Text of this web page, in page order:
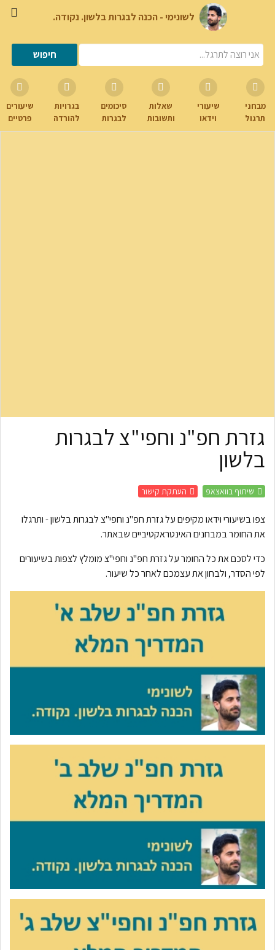
לשונימי - הכנה לבגרות בלשון. נקודה.
מבחני
תרגול
שיעורי
וידאו
שאלות
ותשובות
סיכומים
לבגרות
בגרויות
להורדה
שיעורים
פרטיים
גזרת חפ"נ וחפי"צ לבגרות
בלשון
שיתוף בוואצאפ העתקת קישור
צפו בשיעורי וידאו מקיפים על גזרת חפ"נ וחפי"צ לבגרות בלשון - ותרגלו
את החומר במבחנים האינטראקטיביים שבאתר.
כדי לסכם את כל החומר על גזרת חפ"נ וחפי"צ מומלץ לצפות בשיעורים
לפי הסדר, ולבחון את עצמכם לאחר כל שיעור.